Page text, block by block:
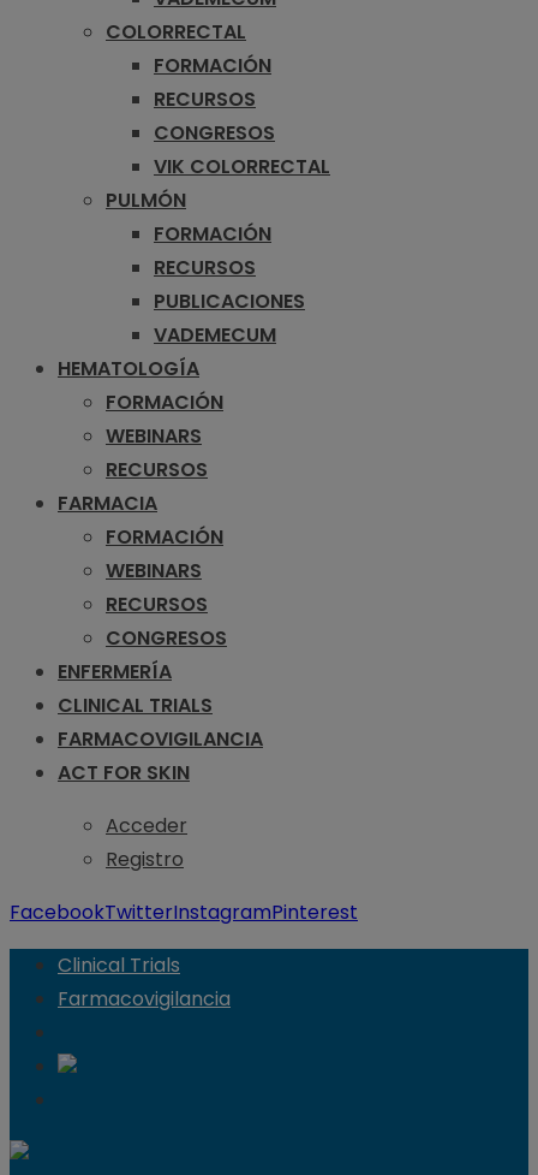
COLORRECTAL
FORMACIÓN
RECURSOS
CONGRESOS
VIK COLORRECTAL
PULMÓN
FORMACIÓN
RECURSOS
PUBLICACIONES
VADEMECUM
HEMATOLOGÍA
FORMACIÓN
WEBINARS
RECURSOS
FARMACIA
FORMACIÓN
WEBINARS
RECURSOS
CONGRESOS
ENFERMERÍA
CLINICAL TRIALS
FARMACOVIGILANCIA
ACT FOR SKIN
Acceder
Registro
FacebookTwitterInstagramPinterest
Clinical Trials
Farmacovigilancia